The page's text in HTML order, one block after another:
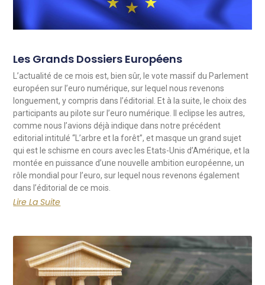
Les Grands Dossiers Européens
L’actualité de ce mois est, bien sûr, le vote massif du Parlement
européen sur l’euro numérique, sur lequel nous revenons
longuement, y compris dans l’éditorial. Et à la suite, le choix des
participants au pilote sur l’euro numérique. Il eclipse les autres,
comme nous l’avions déjà indique dans notre précédent
editorial intitulé “L’arbre et la forêt”, et masque un grand sujet
qui est le schisme en cours avec les Etats-Unis d’Amérique, et la
montée en puissance d’une nouvelle ambition européenne, un
rôle mondial pour l’euro, sur lequel nous revenons également
dans l’éditorial de ce mois.
Lire La Suite